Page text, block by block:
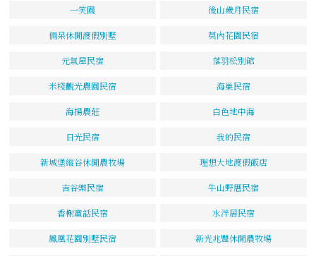
一笑園 後山歲月民宿
倆呆休閒渡假別墅 莫內花園民宿
元氣屋民宿 落羽松別館
米棧觀光農園民宿 海巢民宿
海揚農莊 白色地中海
日光民宿 我的民宿
新城堡縱谷休閒農牧場 理想大地渡假飯店
吉谷樂民宿 牛山野厝民宿
香榭童話民宿 水泮居民宿
鳳凰花園別墅民宿 新光兆豐休閒農牧場